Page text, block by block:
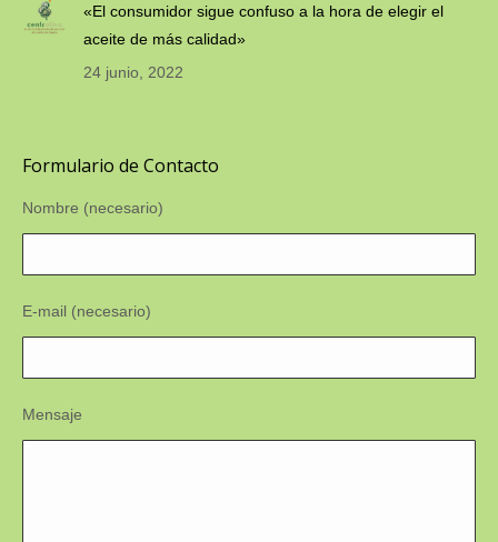
«El consumidor sigue confuso a la hora de elegir el
aceite de más calidad»
24 junio, 2022
Formulario de Contacto
Nombre (necesario)
E-mail (necesario)
Mensaje